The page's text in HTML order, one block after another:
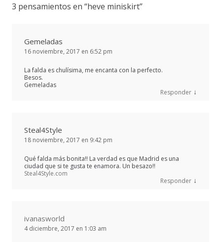
3 pensamientos en “heve miniskirt”
Gemeladas
16 noviembre, 2017 en 6:52 pm
La falda es chulísima, me encanta con la perfecto.
Besos.
Gemeladas
Responder ↓
Steal4Style
18 noviembre, 2017 en 9:42 pm
Qué falda más bonita!! La verdad es que Madrid es una
ciudad que si te gusta te enamora. Un besazo!!
Steal4Style.com
Responder ↓
ivanasworld
4 diciembre, 2017 en 1:03 am